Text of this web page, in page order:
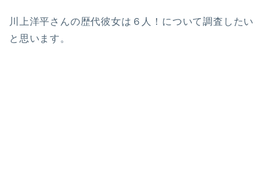
川上洋平さんの歴代彼女は６人！について調査したい
と思います。